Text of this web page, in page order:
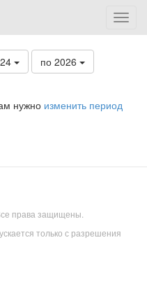
по 2026
нужно изменить период
права защищены.
только с разрешения